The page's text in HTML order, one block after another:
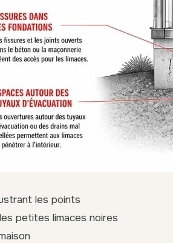
les points
petites limaces noires